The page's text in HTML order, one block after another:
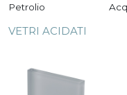
Petrolio
VETRI ACIDATI